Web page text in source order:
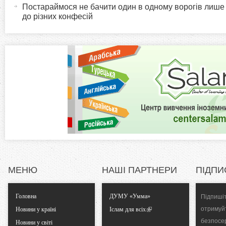
a
l
T
в
Постараймося не бачити один в одному ворогів лише
до різних конфесій
МЕНЮ
Головна
Новини у країні
Новини у світі
НАШІ ПАРТНЕРИ
ДУМУ «Умма»
Іслам для всіх